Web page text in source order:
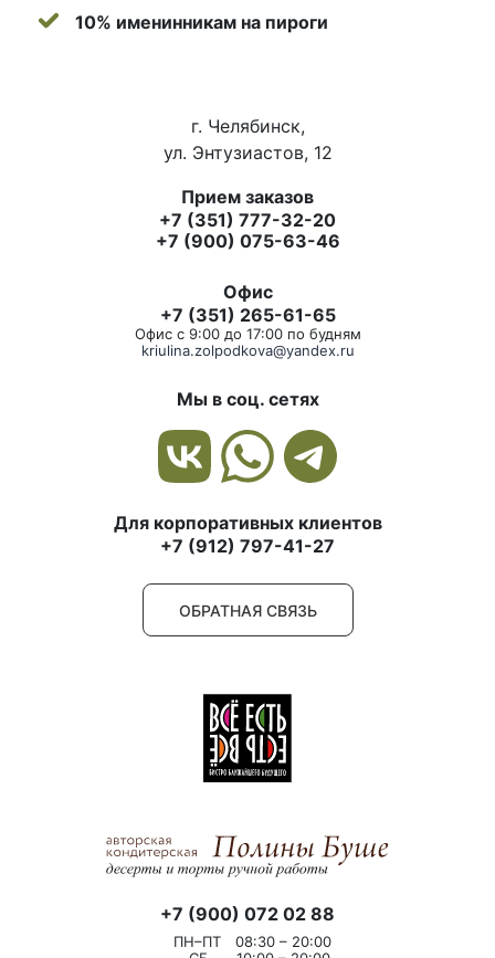
10% именинникам на пироги
г. Челябинск,
ул. Энтузиастов, 12
Прием заказов
+7 (351) 777-32-20
+7 (900) 075-63-46
Офис
+7 (351) 265-61-65
Офис с 9:00 до 17:00 по будням
kriulina.zolpodkova@yandex.ru
Мы в соц. сетях
Для корпоративных клиентов
+7 (912) 797-41-27
ОБРАТНАЯ СВЯЗЬ
+7 (900) 072 02 88
ПН–ПТ
08:30 – 20:00